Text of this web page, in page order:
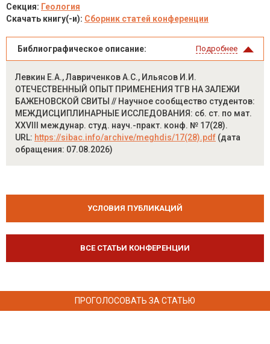
Секция: Геология
Скачать книгу(-и): Сборник статей конференции
Библиографическое описание: Подробнее
Левкин Е.А., Лавриченков А.С., Ильясов И.И.
ОТЕЧЕСТВЕННЫЙ ОПЫТ ПРИМЕНЕНИЯ ТГВ НА ЗАЛЕЖИ
БАЖЕНОВСКОЙ СВИТЫ // Научное сообщество студентов:
МЕЖДИСЦИПЛИНАРНЫЕ ИССЛЕДОВАНИЯ: сб. ст. по мат.
XXVIII междунар. студ. науч.-практ. конф. № 17(28).
URL: https://sibac.info/archive/meghdis/17(28).pdf (дата
обращения: 07.08.2026)
УСЛОВИЯ ПУБЛИКАЦИЙ
ВСЕ СТАТЬИ КОНФЕРЕНЦИИ
ПРОГОЛОСОВАТЬ ЗА СТАТЬЮ